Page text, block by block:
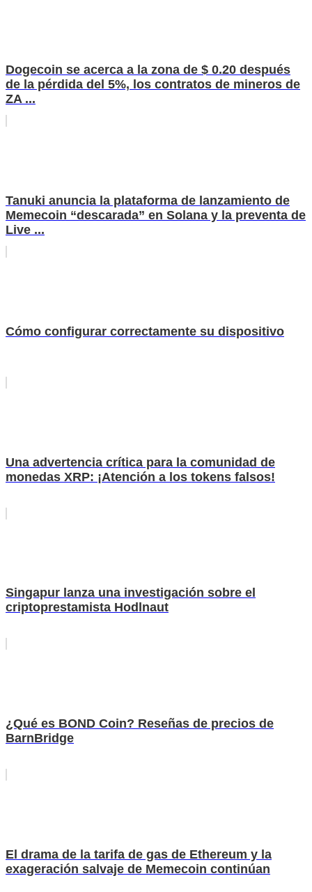
Dogecoin se acerca a la zona de $ 0.20 después
de la pérdida del 5%, los contratos de mineros de
ZA ...
Tanuki anuncia la plataforma de lanzamiento de
Memecoin “descarada” en Solana y la preventa de
Live ...
Cómo configurar correctamente su dispositivo
Una advertencia crítica para la comunidad de
monedas XRP: ¡Atención a los tokens falsos!
Singapur lanza una investigación sobre el
criptoprestamista Hodlnaut
¿Qué es BOND Coin? Reseñas de precios de
BarnBridge
El drama de la tarifa de gas de Ethereum y la
exageración salvaje de Memecoin continúan